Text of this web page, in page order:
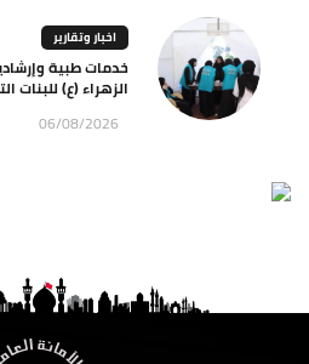
اخبار وتقارير
خدمات طبية
الزهراء (ع) للبنات
06/08/2026